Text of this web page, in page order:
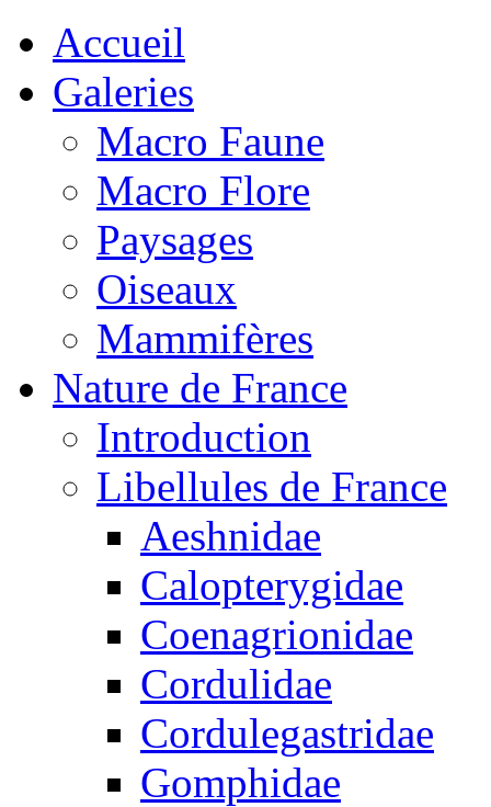
Accueil
Galeries
Macro Faune
Macro Flore
Paysages
Oiseaux
Mammifères
Nature de France
Introduction
Libellules de France
Aeshnidae
Calopterygidae
Coenagrionidae
Cordulidae
Cordulegastridae
Gomphidae